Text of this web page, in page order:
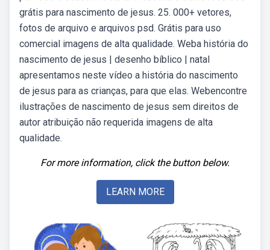
grátis para nascimento de jesus. 25. 000+ vetores,
fotos de arquivo e arquivos psd. Grátis para uso
comercial imagens de alta qualidade. Weba história do
nascimento de jesus | desenho bíblico | natal
apresentamos neste vídeo a história do nascimento
de jesus para as crianças, para que elas. Webencontre
ilustrações de nascimento de jesus sem direitos de
autor atribuição não requerida imagens de alta
qualidade.
For more information, click the button below.
LEARN MORE